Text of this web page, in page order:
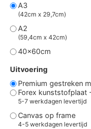
A3
(42cm x 29,7cm)
A2
(59,4cm x 42cm)
40x60cm
Uitvoering
Premium gestreken
Forex kunststofplaat
5-7 werkdagen levertijd
Canvas op frame
4-5 werkdagen levertijd